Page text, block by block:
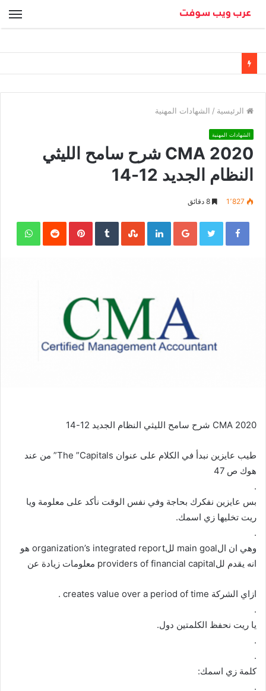
الرئيسية / الشهادات المهنية
الشهادات المهنية
CMA 2020 شرح سامح الليثي
النظام الجديد 12-14
1٬827
Facebook
Twitter
Google+
LinkedIn
Pinterest
CMA 2020 شرح سامح الليثي النظام الجديد 12-14
طيب عايزين نبدأ في الكلام على عنوان The ”Capitals” من عند
هوك ص 47
.
بس عايزين نفكرك بحاجة وفي نفس الوقت نأكد على معلومة ويا
ريت تخليها زي اسمك.
.
وهي ان الmain goal للorganization’s integrated report هو
انه يقدم للproviders of financial capital معلومات زيادة عن
ازاي الشركة creates value over a period of time .
.
يا ريت نحفظ الكلمتين دول.
.
.
كلمة زي اسمك:
.